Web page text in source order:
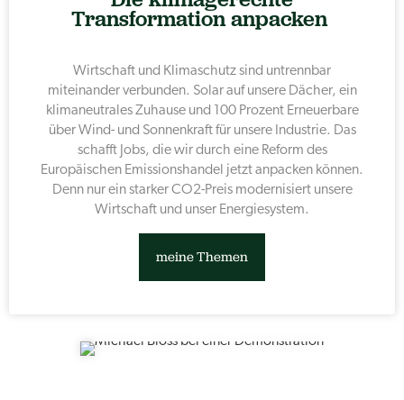
Transformation anpacken
Wirtschaft und Klimaschutz sind untrennbar
miteinander verbunden. Solar auf unsere Dächer, ein
klimaneutrales Zuhause und 100 Prozent Erneuerbare
über Wind- und Sonnenkraft für unsere Industrie. Das
schafft Jobs, die wir durch eine Reform des
Europäischen Emissionshandel jetzt anpacken können.
Denn nur ein starker CO2-Preis modernisiert unsere
Wirtschaft und unser Energiesystem.
meine Themen